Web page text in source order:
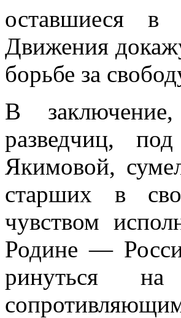
оставшиеся в
Движения
борьбе за
В
разведчиц,
Якимовой,
старших в
чувством
Родине —
ринуться